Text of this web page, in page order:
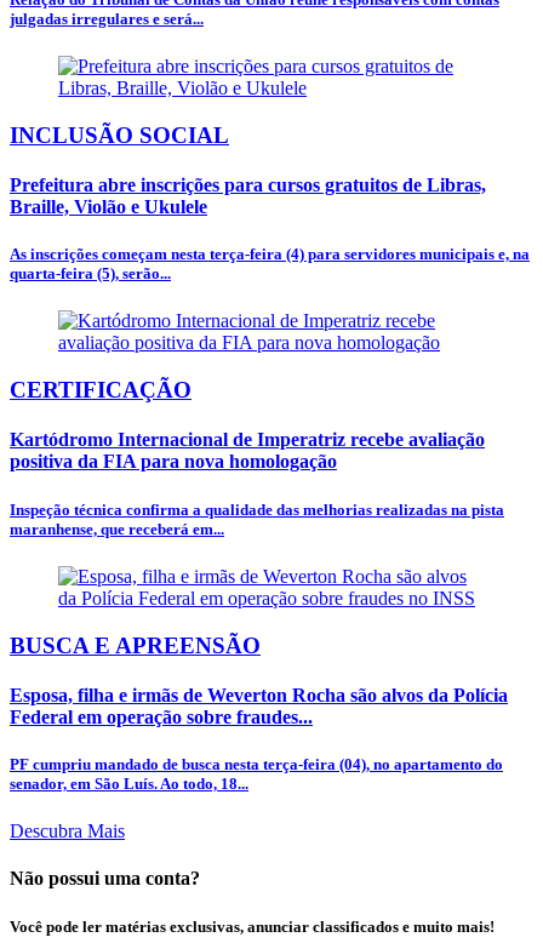
julgadas irregulares e será...
INCLUSÃO SOCIAL
Prefeitura abre inscrições para cursos gratuitos de Libras,
Braille, Violão e Ukulele
As inscrições começam nesta terça-feira (4) para servidores municipais e, na
quarta-feira (5), serão...
CERTIFICAÇÃO
Kartódromo Internacional de Imperatriz recebe avaliação
positiva da FIA para nova homologação
Inspeção técnica confirma a qualidade das melhorias realizadas na pista
maranhense, que receberá em...
BUSCA E APREENSÃO
Esposa, filha e irmãs de Weverton Rocha são alvos da Polícia
Federal em operação sobre fraudes...
PF cumpriu mandado de busca nesta terça-feira (04), no apartamento do
senador, em São Luís. Ao todo, 18...
Descubra Mais
Não possui uma conta?
Você pode ler matérias exclusivas, anunciar classificados e muito mais!